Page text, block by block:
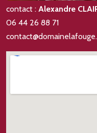
contact : Alexandre
06 44 26 88 71